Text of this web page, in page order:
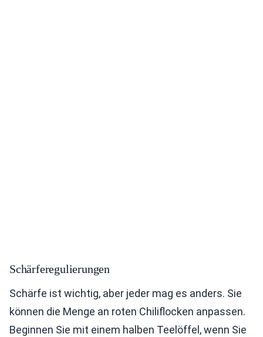
Schärferegulierungen
Schärfe ist wichtig, aber jeder mag es anders. Sie
können die Menge an roten Chiliflocken anpassen.
Beginnen Sie mit einem halben Teelöffel, wenn Sie